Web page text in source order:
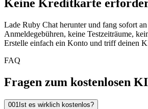
Keine Kreditkarte
Lade Ruby Chat herunter und fang sofort
Anmeldegebühren, keine Testzeiträume,
Erstelle einfach ein Konto und triff deinen
FAQ
Fragen zum kostenlosen
001 Ist es wirklich kostenlos?